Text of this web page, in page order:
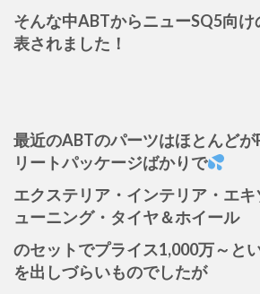
そんな中ABTからニューSQ5向
表されました！
最近のABTのパーツはほとんどが
リートパッケージばかりで
エクステリア・インテリア・エ
ューニング・タイヤ＆ホイール
のセットでプライス1,000万～
を出しづらいものでしたが